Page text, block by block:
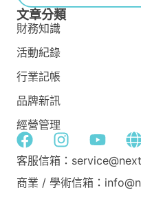
文章分類
財務知識
活動紀錄
行業記帳
品牌新訊
經營管理
客服信箱：
商業 / 學術信箱：